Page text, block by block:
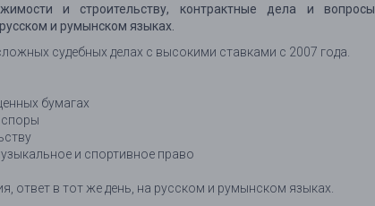
и строительству, контрактные дела и вопросы
и румынском языках.
судебных делах с высокими ставками с 2007 года.
бумагах
споры
и спортивное право
ответ в тот же день, на русском и румынском языках.